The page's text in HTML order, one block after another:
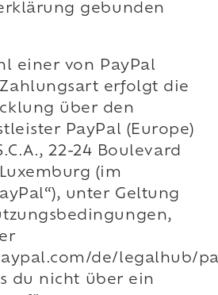
gebunden
einer von PayPal
erfolgt die
über den
PayPal (Europe)
22-24 Boulevard
(im
unter Geltung
de/legalhub/
du nicht über ein